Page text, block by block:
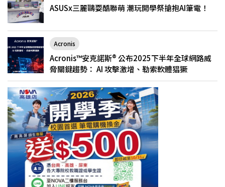
ASUSx三麗鷗耍酷聯萌 潮玩開學祭搶抱AI筆電！
Acronis
Acronis™安克諾斯® 公布2025下半年全球網路威
脅關鍵趨勢： AI 攻擊激增、勒索軟體猖獗